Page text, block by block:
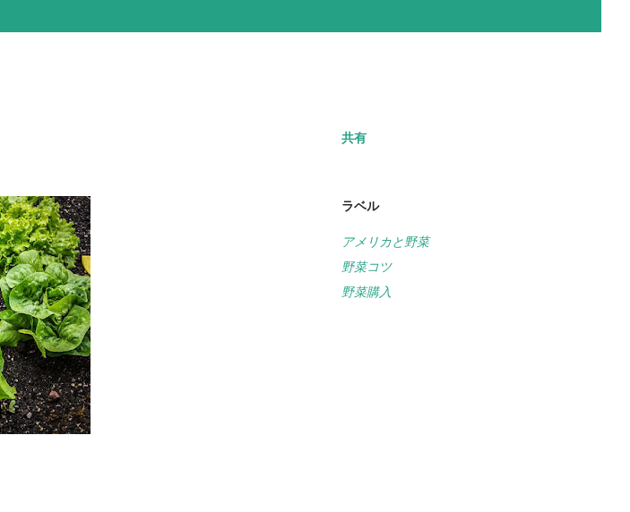
共有
ラベル
アメリカと野菜
野菜コツ
野菜購入